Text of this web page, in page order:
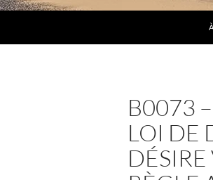
B0073
LOI DE